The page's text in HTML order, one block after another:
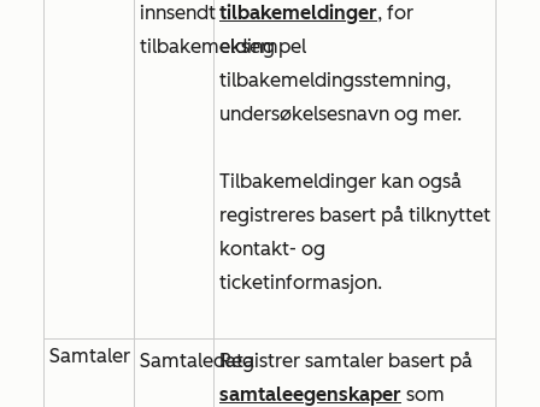
innsendt
tilbakemelding
tilbakemeldinger, for
eksempel
tilbakemeldingsstemning,
undersøkelsesnavn og mer.
Tilbakemeldinger kan også
registreres basert på tilknyttet
kontakt- og
ticketinformasjon.
Samtaler SamtaledataRegistrer samtaler basert på
samtaleegenskaper som